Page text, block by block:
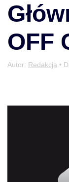
OFF
Autor: Redakcja •